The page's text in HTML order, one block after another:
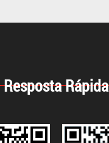
Resposta Rápida